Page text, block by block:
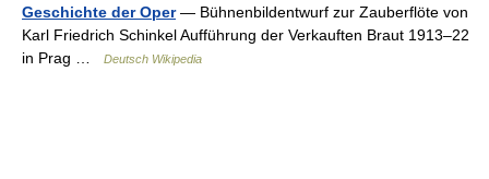
Geschichte der Oper— Bühnenbildentwurf zur Zauberflöte von
Karl Friedrich Schinkel Aufführung der Verkauften Braut 1913–22
in Prag …
Deutsch Wikipedia